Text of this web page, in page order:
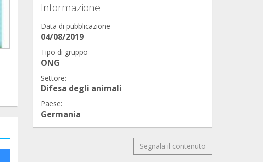
Informazione
Data di pubblicazione
04/08/2019
Tipo di gruppo
ONG
Settore:
Difesa degli animali
Paese:
Germania
Segnala il contenuto